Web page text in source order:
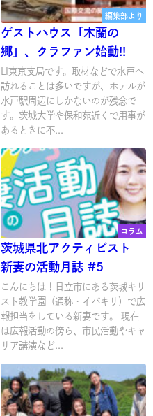
編集部より
ゲストハウス「木蘭の
郷」、クラファン始動!!
LI東京支局です。取材などで水戸へ
訪れることは多いですが、ホテルが
水戸駅周辺にしかないのが残念で
す。茨城大学や保和苑近くで用事が
あるときに不...
コラム
茨城県北アクティビスト
新妻の活動月誌 #5
こんにちは！日立市にある茨城キリ
スト教学園（通称・イバキリ）で広
報担当をしている新妻です。 現在
は広報活動の傍ら、市民活動やキャ
リア講演など...